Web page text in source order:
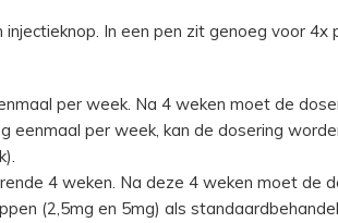
In een pen zit genoeg voor 4x
per week. Na 4 weken moet de
per week, kan de dosering
4 weken. Na deze 4 weken moet de
(2,5mg en 5mg) als